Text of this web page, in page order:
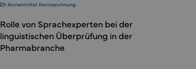
Arzneimittel Kennzeichnung
Rolle von Sprachexperten bei der
linguistischen Überprüfung in der
Pharmabranche